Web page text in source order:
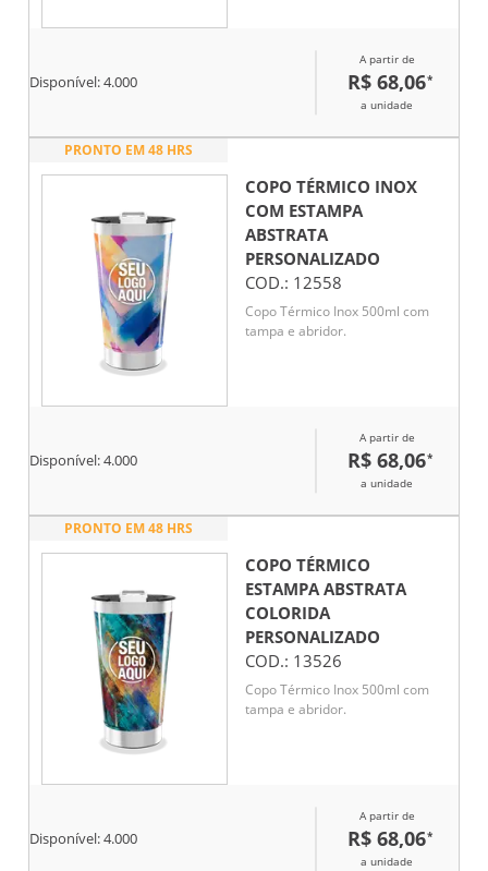
Disponível:4.000
A partir de
R$ 68,06*
a unidade
PRONTO EM 48 HRS
COPO TÉRMICO INOX
COM ESTAMPA
ABSTRATA
PERSONALIZADO
COD.: 12558
Copo Térmico Inox 500ml com
tampa e abridor.
Disponível:4.000
A partir de
R$ 68,06*
a unidade
PRONTO EM 48 HRS
COPO TÉRMICO
ESTAMPA ABSTRATA
COLORIDA
PERSONALIZADO
COD.: 13526
Copo Térmico Inox 500ml com
tampa e abridor.
Disponível:4.000
A partir de
R$ 68,06*
a unidade